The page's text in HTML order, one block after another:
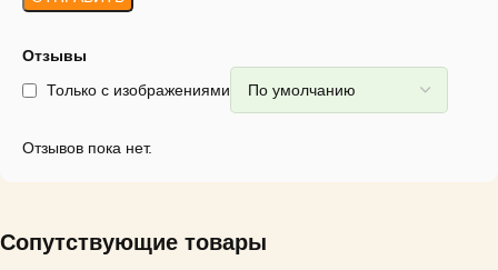
Отзывы
Только с изображениями
Отзывов пока нет.
Сопутствующие товары